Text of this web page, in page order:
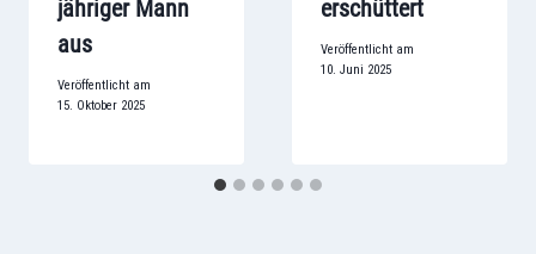
jähriger Mann
aus
Veröffentlicht am
15. Oktober 2025
erschüttert
Veröffentlicht am
10. Juni 2025